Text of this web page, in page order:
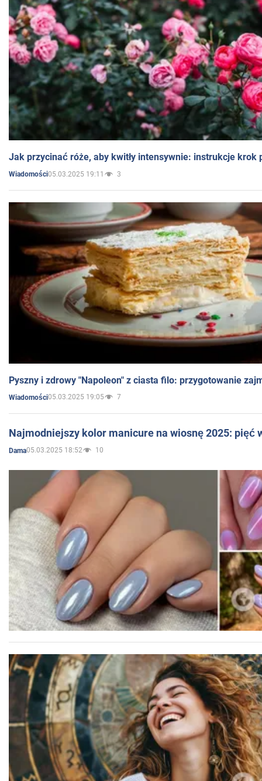
Jak przycinać róże, aby kwitły intensywnie: instrukcje krok
Wiadomości05.03.2025 19:11 3
Pyszny i zdrowy "Napoleon" z ciasta filo: przygotowanie
Wiadomości05.03.2025 19:05 7
Najmodniejszy kolor manicure na wiosnę 2025: pięć
Dama05.03.2025 18:52 10